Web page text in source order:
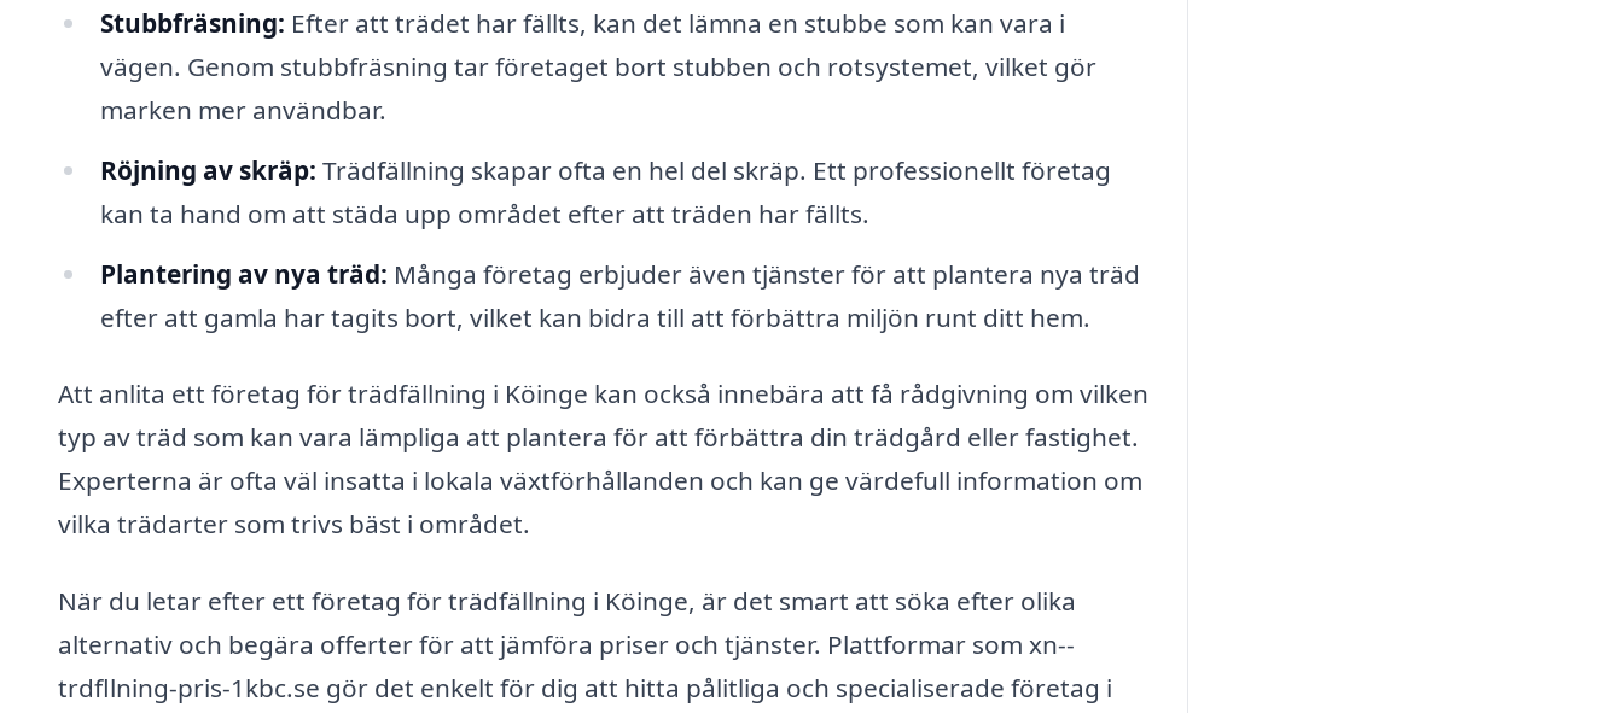
Stubbfräsning: Efter att trädet har fällts, kan det lämna en stubbe som kan vara i
vägen. Genom stubbfräsning tar företaget bort stubben och rotsystemet, vilket gör
marken mer användbar.
Röjning av skräp: Trädfällning skapar ofta en hel del skräp. Ett professionellt företag
kan ta hand om att städa upp området efter att träden har fällts.
Plantering av nya träd: Många företag erbjuder även tjänster för att plantera nya träd
efter att gamla har tagits bort, vilket kan bidra till att förbättra miljön runt ditt hem.
Att anlita ett företag för trädfällning i Köinge kan också innebära att få rådgivning om vilken
typ av träd som kan vara lämpliga att plantera för att förbättra din trädgård eller fastighet.
Experterna är ofta väl insatta i lokala växtförhållanden och kan ge värdefull information om
vilka trädarter som trivs bäst i området.
När du letar efter ett företag för trädfällning i Köinge, är det smart att söka efter olika
alternativ och begära offerter för att jämföra priser och tjänster. Plattformar som xn--
trdfllning-pris-1kbc.se gör det enkelt för dig att hitta pålitliga och specialiserade företag i